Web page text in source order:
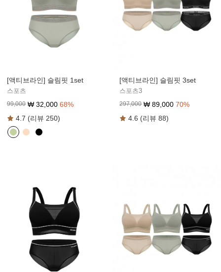
[액티브라인] 슬림핏 1set
스포츠
99,000 ₩ 32,000 68%
4.7 (리뷰 250)
[액티브라인] 슬림핏 3set
스포츠3
297,000 ₩89,000 70%
4.6 (리뷰 88)